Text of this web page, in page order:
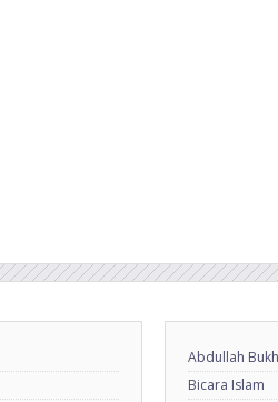
Abdullah
Bicara Islam